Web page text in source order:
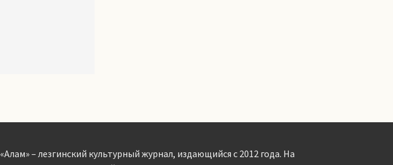
«Алам» – лезгинский культурный журнал, издающийся с 2012 года. На